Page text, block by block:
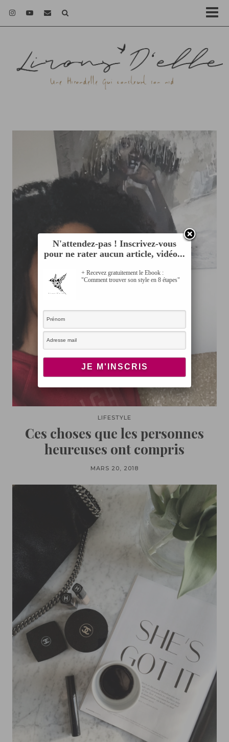
LIFESTYLE
Ces choses que les personnes
heureuses ont compris
MARS 20, 2018
N'attendez-pas ! Inscrivez-vous
pour ne rater aucun article, vidéo...
+ Recevez gratuitement le Ebook :
"Comment trouver son style en 8 étapes"